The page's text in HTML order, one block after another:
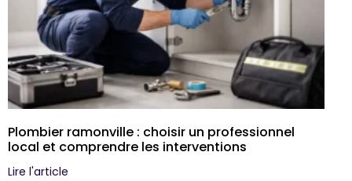
Plombier ramonville : choisir un professionnel
local et comprendre les interventions
Lire l'article